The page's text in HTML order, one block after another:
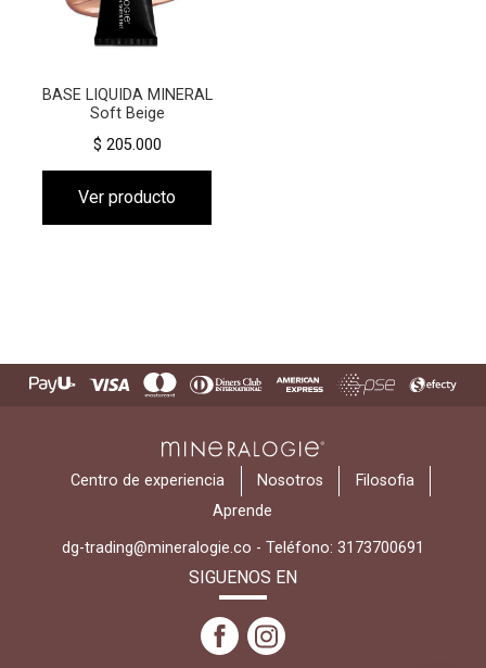
BASE LIQUIDA MINERAL
Soft Beige
$ 205.000
Ver producto
Centro de experiencia Nosotros
Filosofia
Aprende
dg-trading@mineralogie.co - Teléfono: 3173700691
SIGUENOS EN